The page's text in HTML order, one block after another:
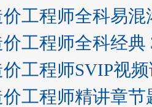
工程师全科易
工程师全科经
工程师SVIP视
工程师精讲章